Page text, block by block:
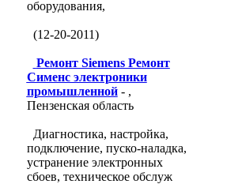
оборудования,
(12-20-2011)
Ремонт Siemens Ремонт
Сименс электроники
промышленной- ,
Пензенская область
Диагностика, настройка,
подключение, пуско-наладка,
устранение электронных
сбоев, техническое обслуж